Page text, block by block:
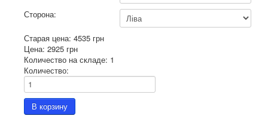
Сторона:
Старая цена: 4535 грн
Цена: 2925 грн
Количество на складе: 1
Количество: